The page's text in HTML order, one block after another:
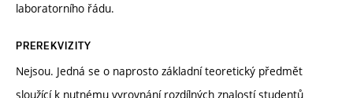
laboratorního řádu.
PREREKVIZITY
Nejsou. Jedná se o naprosto základní teoretický předmět
sloužící k nutnému vyrovnání rozdílných znalostí studentů